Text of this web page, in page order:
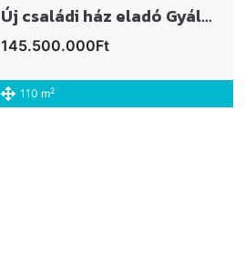
Új családi ház eladó Gyálon
145.500.000Ft
110 m2